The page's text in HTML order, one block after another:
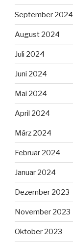
September 2024
August 2024
Juli 2024
Juni 2024
Mai 2024
April 2024
März 2024
Februar 2024
Januar 2024
Dezember 2023
November 2023
Oktober 2023